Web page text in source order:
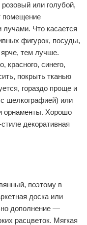
или голубой,
помещение
лучами. Что касается
фигурок, посуды,
тем лучше.
красного, синего,
покрыть тканью
гораздо проще и
шелкографией) или
орнаменты. Хорошо
декоративная
поэтому в
доска или
дополнение —
расцветок. Мягкая